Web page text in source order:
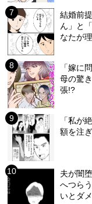
結婚前
ん」と
なたが
「嫁に
母の驚
張!?
「私が
額を注
夫が闇
へつら
いとダ